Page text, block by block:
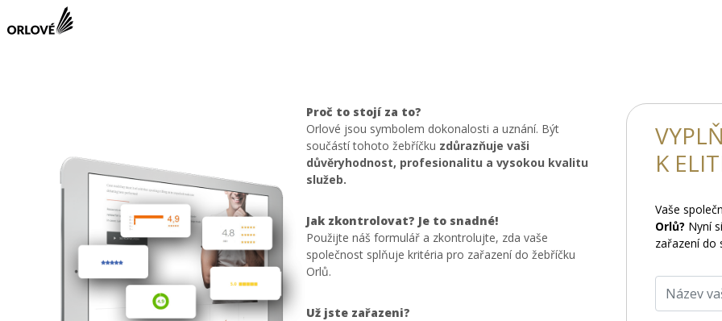
Proč to stojí za to?
Orlové jsou symbolem dokonalosti a uznání. Být
součástí tohoto žebříčku zdůrazňuje vaši
důvěryhodnost, profesionalitu a vysokou kvalitu
služeb.
Jak zkontrolovat? Je to snadné!
Použijte náš formulář a zkontrolujte, zda vaše
společnost splňuje kritéria pro zařazení do žebříčku
Orlů.
Už jste zařazeni?
K
Vaše
Orlů? Nyní
zařazení do